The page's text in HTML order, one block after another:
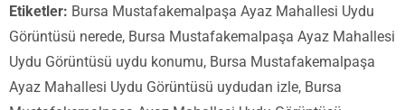
Etiketler: Bursa Mustafakemalpaşa Ayaz Mahallesi Uydu
Görüntüsü nerede, Bursa Mustafakemalpaşa Ayaz Mahallesi
Uydu Görüntüsü uydu konumu, Bursa Mustafakemalpaşa
Ayaz Mahallesi Uydu Görüntüsü uydudan izle, Bursa